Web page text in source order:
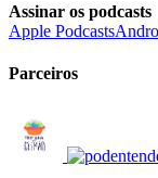
Assinar os podcasts
Apple Podcasts
Parceiros